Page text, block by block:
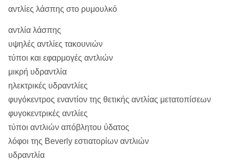
αντλίες λάσπης στο ρυμουλκό
αντλία λάσπης
υψηλές αντλίες τακουνιών
τύποι και εφαρμογές αντλιών
μικρή υδραντλία
ηλεκτρικές υδραντλίες
φυγόκεντρος εναντίον της θετικής αντλίας μετατοπίσεων
φυγοκεντρικές αντλίες
τύποι αντλιών απόβλητου ύδατος
λόφοι της Beverly εστιατορίων αντλιών
υδραντλία